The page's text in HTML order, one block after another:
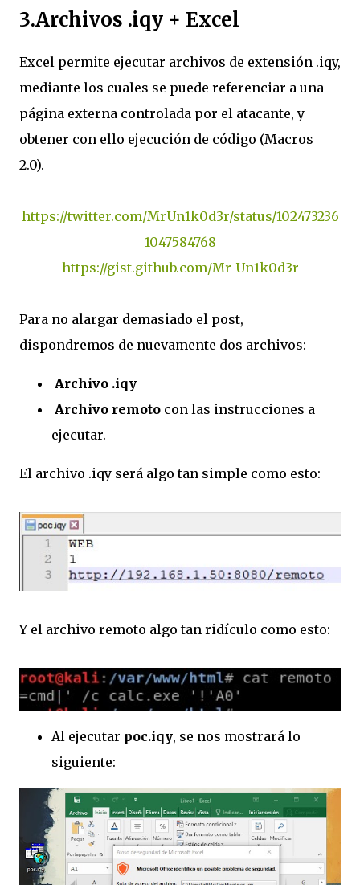
3.Archivos .iqy + Excel
Excel permite ejecutar archivos de extensión .iqy,
mediante los cuales se puede referenciar a una
página externa controlada por el atacante, y
obtener con ello ejecución de código (Macros
2.0).
https://twitter.com/MrUn1k0d3r/status/102473236
1047584768
https://gist.github.com/Mr-Un1k0d3r
Para no alargar demasiado el post,
dispondremos de nuevamente dos archivos:
Archivo .iqy
Archivo remoto con las instrucciones a
ejecutar.
El archivo .iqy será algo tan simple como esto:
Y el archivo remoto algo tan ridículo como esto:
Al ejecutar poc.iqy, se nos mostrará lo
siguiente: